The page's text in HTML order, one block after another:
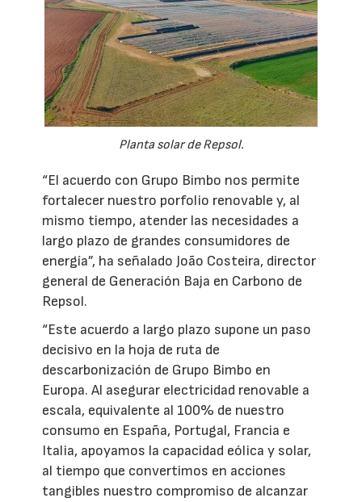
Planta solar de Repsol.
“El acuerdo con Grupo Bimbo nos permite
fortalecer nuestro porfolio renovable y, al
mismo tiempo, atender las necesidades a
largo plazo de grandes consumidores de
energía”, ha señalado João Costeira, director
general de Generación Baja en Carbono de
Repsol.
“Este acuerdo a largo plazo supone un paso
decisivo en la hoja de ruta de
descarbonización de Grupo Bimbo en
Europa. Al asegurar electricidad renovable a
escala, equivalente al 100% de nuestro
consumo en España, Portugal, Francia e
Italia, apoyamos la capacidad eólica y solar,
al tiempo que convertimos en acciones
tangibles nuestro compromiso de alcanzar